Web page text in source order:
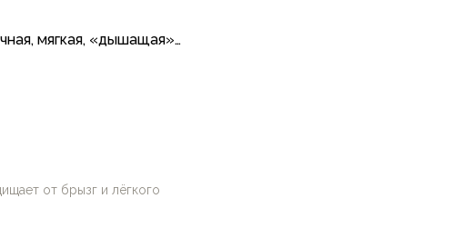
мягкая, «дышащая»
хорошо защищает от
к истиранию и
от брызг и лёгкого
требует
от брызг и лёгкого